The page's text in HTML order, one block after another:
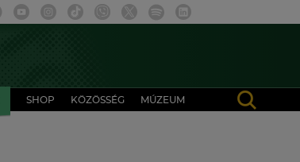
SHOP KÖZÖSSÉG MÚZEUM